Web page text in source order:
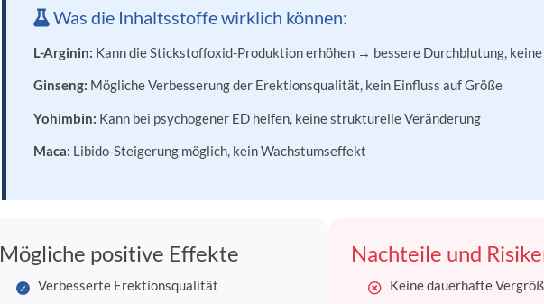
Was die Inhaltsstoffe wirklich können:
L-Arginin: Kann die Stickstoffoxid-Produktion erhöhen → bessere Durchblutung,
Ginseng: Mögliche Verbesserung der Erektionsqualität, kein Einfluss auf Größe
Yohimbin: Kann bei psychogener ED helfen, keine strukturelle Veränderung
Maca: Libido-Steigerung möglich, kein Wachstumseffekt
Mögliche positive Effekte
Verbesserte Erektionsqualität
Nachteile und
Keine dauerhafte